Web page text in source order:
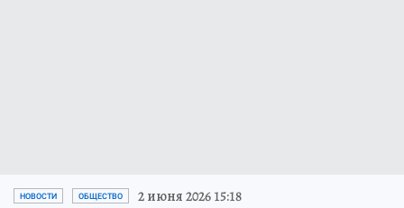
НОВОСТИ ОБЩЕСТВО 2 июня 2026 15:18